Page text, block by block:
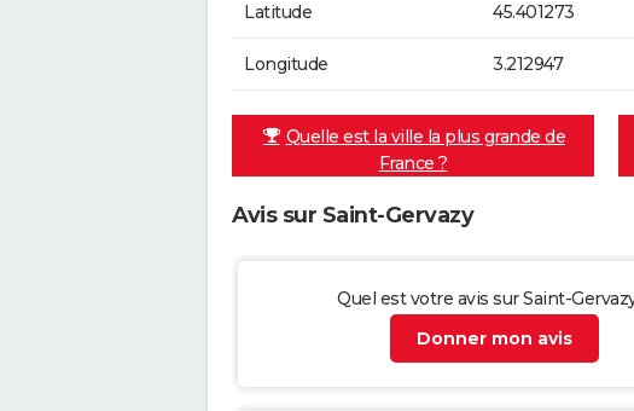
Latitude 45.401273
Longitude 3.212947
Quelle est la ville la plus grande de
France ?
Avis sur Saint-Gervazy
Quel est votre avis sur Saint-
Donner mon avis